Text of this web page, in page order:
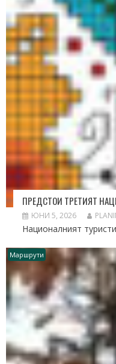
ПРЕДСТОИ ТРЕТИЯТ
ЮНИ 5, 2026
Националният
Маршрути